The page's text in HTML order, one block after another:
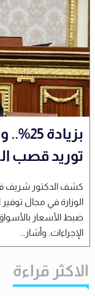
توريد قصب
كشف الدكتور شريف
الوزارة في مجال
ضبط الأسعار
الإجراءات. وأشار...
الاكثر قراءة